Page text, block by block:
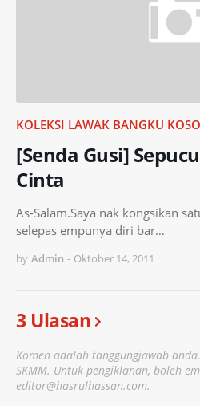
KOLEKSI LAWAK BANGKU
[Senda Gusi]
Cinta
As-Salam.Saya nak kongsikan
selepas empunya diri bar…
by Admin - Oktober 14, 2011
3 Ulasan
Komen adalah tanggungjawab
SKMM. Untuk pengiklanan, boleh
editor@hasrulhassan.com.